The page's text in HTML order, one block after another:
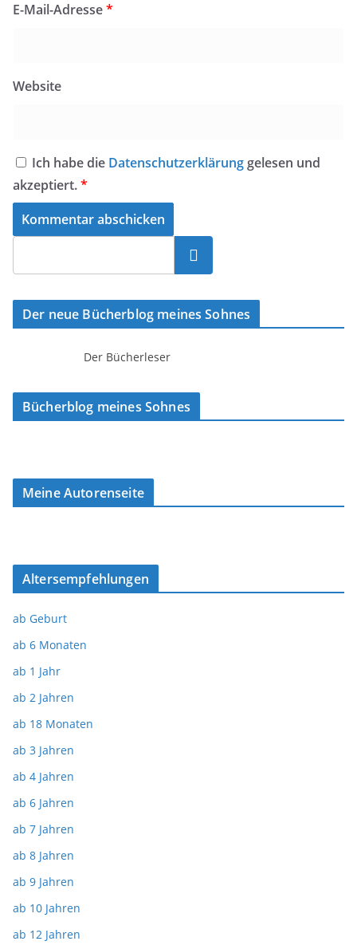
E-Mail-Adresse*
Website
Ich habe die Datenschutzerklärung gelesen und
akzeptiert.*
Suchen
Der neue Bücherblog meines Sohnes
Der Bücherleser
Bücherblog meines Sohnes
Meine Autorenseite
Altersempfehlungen
ab Geburt
ab 6 Monaten
ab 1 Jahr
ab 2 Jahren
ab 18 Monaten
ab 3 Jahren
ab 4 Jahren
ab 6 Jahren
ab 7 Jahren
ab 8 Jahren
ab 9 Jahren
ab 10 Jahren
ab 12 Jahren